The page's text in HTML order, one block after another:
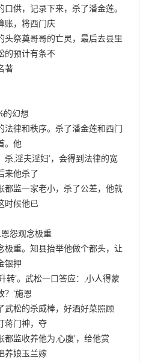
口供，记录下来，杀了潘金莲。
账，将西门庆
头祭奠哥哥的亡灵，最后去县里
的预计有条不
著
的幻想
法律和秩序。杀了潘金莲和西门
。他
‚淫夫淫妇‛，会得到法律的宽
来他杀了
都监一家老小，杀了公差，他就
时候他已
怨观念极重
极重。知县抬举他做个都头，让
银押
转‛。武松一口答应：‚小人得蒙
？‛施恩
武松的杀威棒，好酒好菜照顾
蒋门神，夺
监收养他为‚心腹‛，给他赏
养娘玉兰嫁